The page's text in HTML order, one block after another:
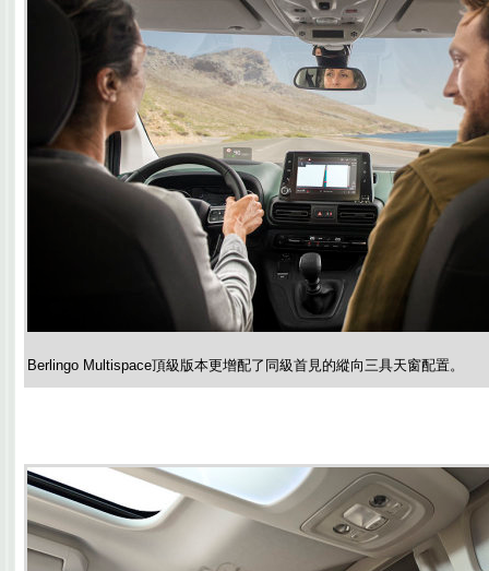
Berlingo Multispace頂級版本更增配了同級首見的縱向三具天窗配置。